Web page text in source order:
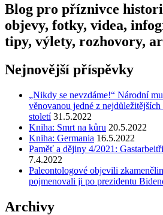
Blog pro příznivce
objevy, fotky, videa,
tipy, výlety, rozhovory,
Nejnovější příspěvky
„Nikdy se nevzdáme!“ Národní
věnovanou jedné z
století 31.5.2022
Kniha: Smrt na kůru 20.5.2022
Kniha: Germania 16.5.2022
Paměť a dějiny 4/2021:
7.4.2022
Paleontologové objevili
pojmenovali ji po prezidentu
Archivy